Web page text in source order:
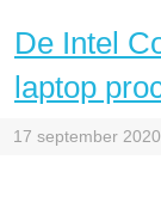
De Intel
laptop
17 september 2020